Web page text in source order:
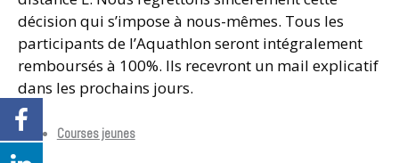
décision qui s’impose à nous-mêmes. Tous les
participants de l’Aquathlon seront intégralement
remboursés à 100%. Ils recevront un mail explicatif
dans les prochains jours.
Courses jeunes